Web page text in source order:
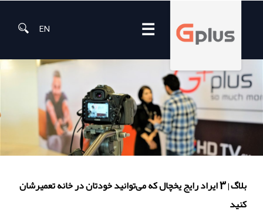
☰
EN
بلاگ| 3 ایراد رایج یخچال که می‌توانید خودتان در خانه تعمیرشان
کنید